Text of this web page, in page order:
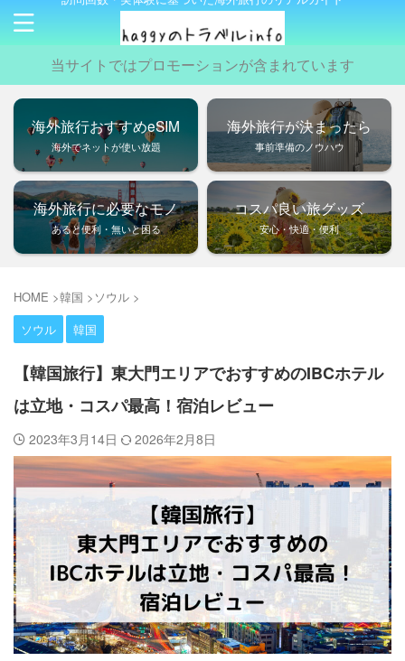
当サイトではプロモーションが含まれています
海外旅行おすすめeSIM
海外でネットが使い放題
海外旅行が決まったら
事前準備のノウハウ
海外旅行に必要なモノ
あると便利・無いと困る
コスパ良い旅グッズ
安心・快適・便利
HOME >韓国 > ソウル >
ソウル
韓国
【韓国旅行】東大門エリアでおすすめのIBCホテル
は立地・コスパ最高！宿泊レビュー
2023年3月14日 2026年2月8日